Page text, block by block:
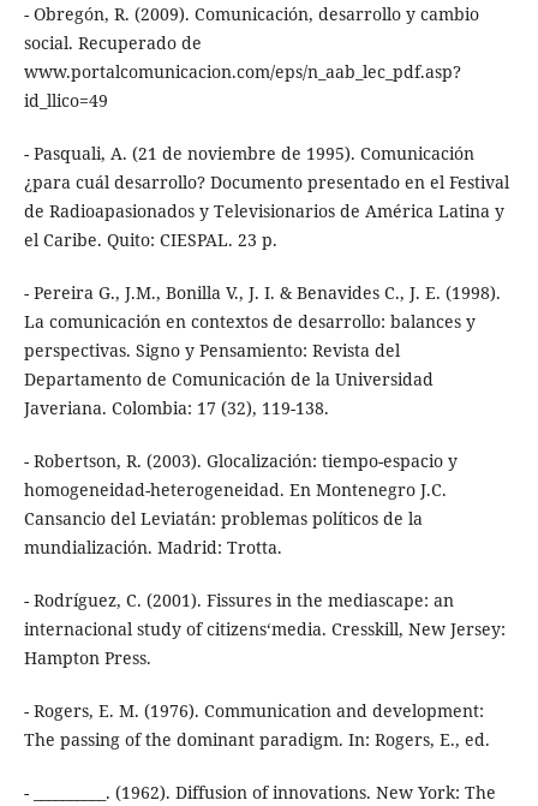
- Obregón, R. (2009). Comunicación, desarrollo y cambio
social. Recuperado de
www.portalcomunicacion.com/eps/n_aab_lec_pdf.asp?
id_llico=49
- Pasquali, A. (21 de noviembre de 1995). Comunicación
¿para cuál desarrollo? Documento presentado en el Festival
de Radioapasionados y Televisionarios de América Latina y
el Caribe. Quito: CIESPAL. 23 p.
- Pereira G., J.M., Bonilla V., J. I. & Benavides C., J. E. (1998).
La comunicación en contextos de desarrollo: balances y
perspectivas. Signo y Pensamiento: Revista del
Departamento de Comunicación de la Universidad
Javeriana. Colombia: 17 (32), 119-138.
- Robertson, R. (2003). Glocalización: tiempo-espacio y
homogeneidad-heterogeneidad. En Montenegro J.C.
Cansancio del Leviatán: problemas políticos de la
mundialización. Madrid: Trotta.
- Rodríguez, C. (2001). Fissures in the mediascape: an
internacional study of citizens‘media. Cresskill, New Jersey:
Hampton Press.
- Rogers, E. M. (1976). Communication and development:
The passing of the dominant paradigm. In: Rogers, E., ed.
- __________. (1962). Diffusion of innovations. New York: The